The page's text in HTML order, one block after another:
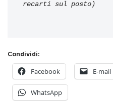
recarti sul posto)
Condividi:
Facebook E-mail
WhatsApp